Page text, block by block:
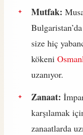
Mutfak:
size hiç
kökeni
uzanıyor.
Zanaat:
karşılamak
zanaatlarda